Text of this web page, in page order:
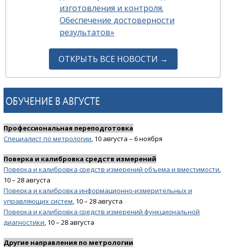
изготовления и контроля.
Обеспечение достоверности
результатов»
ОТКРЫТЬ ВСЕ НОВОСТИ →
Профессиональная переподготовка
Специалист по метрологии, 10 августа – 6 ноября
Поверка и калибровка средств измерений
Поверка и калибровка средств измерений объема и вместимости,
10 – 28 августа
Поверка и калибровка информационно-измерительных и
управляющих систем, 10 – 28 августа
Поверка и калибровка средств измерений функциональной
диагностики, 10 – 28 августа
Другие направления по метрологии